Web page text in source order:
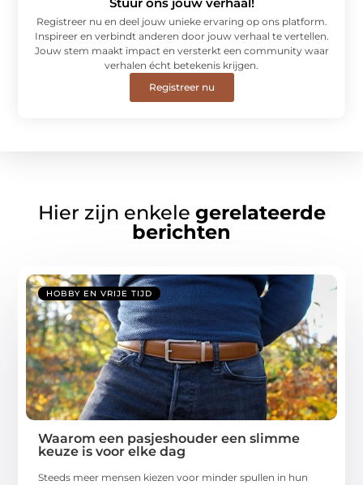
Registreer nu en deel jouw unieke ervaring op ons platform.
Inspireer en verbindt anderen door jouw verhaal te vertellen.
Jouw stem maakt impact en versterkt een community waar
verhalen écht betekenis krijgen.
Registreer nu
Hier zijn enkele gerelateerde
berichten
HOBBY EN VRIJE TIJD
Waarom een pasjeshouder een slimme
keuze is voor elke dag
Steeds meer mensen kiezen voor minder spullen in hun